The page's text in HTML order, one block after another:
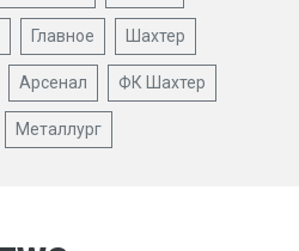
Главное Шахтер
Арсенал ФК Шахтер
Металлург